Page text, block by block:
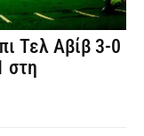
Τελ Αβίβ 3-0
στη